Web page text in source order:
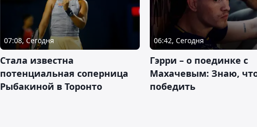
07:08, Сегодня
Cтала известна
потенциальная соперница
Рыбакиной в Торонто
06:42, Сегодня
Гэрри – о поединке с
Махачевым: Знаю,
победить